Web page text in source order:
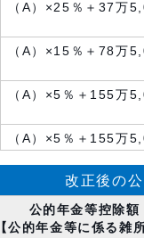
（A）×25％＋37万
（A）×15％＋78万
（A）×5％＋155万
（A）×5％＋155万
改正後の
公的年金等控除額
【公的年金等に係る雑